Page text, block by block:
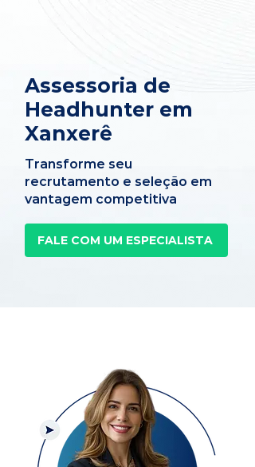
Assessoria de
Headhunter em
Xanxerê
Transforme seu
recrutamento e seleção em
vantagem competitiva
FALE COM UM ESPECIALISTA